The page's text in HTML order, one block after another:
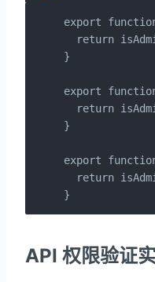
export
return
}
export
return
}
export
return
}
API 权限验证